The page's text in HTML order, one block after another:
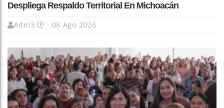
Despliega Respaldo Territorial En Michoacán
Adm3 08 Ago 2026